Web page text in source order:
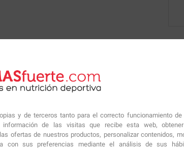
y de terceros tanto para el correcto funcionamiento
información de las visitas que recibe esta web,
ofertas de nuestros productos, personalizar contenidos,
con sus preferencias mediante el análisis de sus
nutricionistas.